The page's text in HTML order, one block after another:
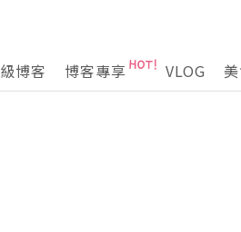
博客 博客專享 VLOG